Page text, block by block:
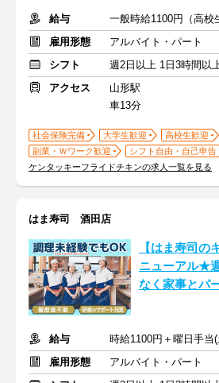
給与
雇用形態
アルバイト・パート
シフト
週2日以上 1日3時間以
アクセス
山形駅
車13分
社会保険完備 大学生歓迎
高校生歓迎
副業・Ｗワーク歓迎
シフト自由・自己申告
ケンタッキーフライドチキンの求人一覧を見る
はま寿司 酒田店
【はま寿司の
ニューアル★
なく家事とパ
給与
時給1100円＋曜日手当
雇用形態
アルバイト・パート